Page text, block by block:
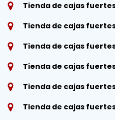
Tienda de cajas
Tienda de cajas
Tienda de cajas
Tienda de cajas
Tienda de cajas
Tienda de cajas